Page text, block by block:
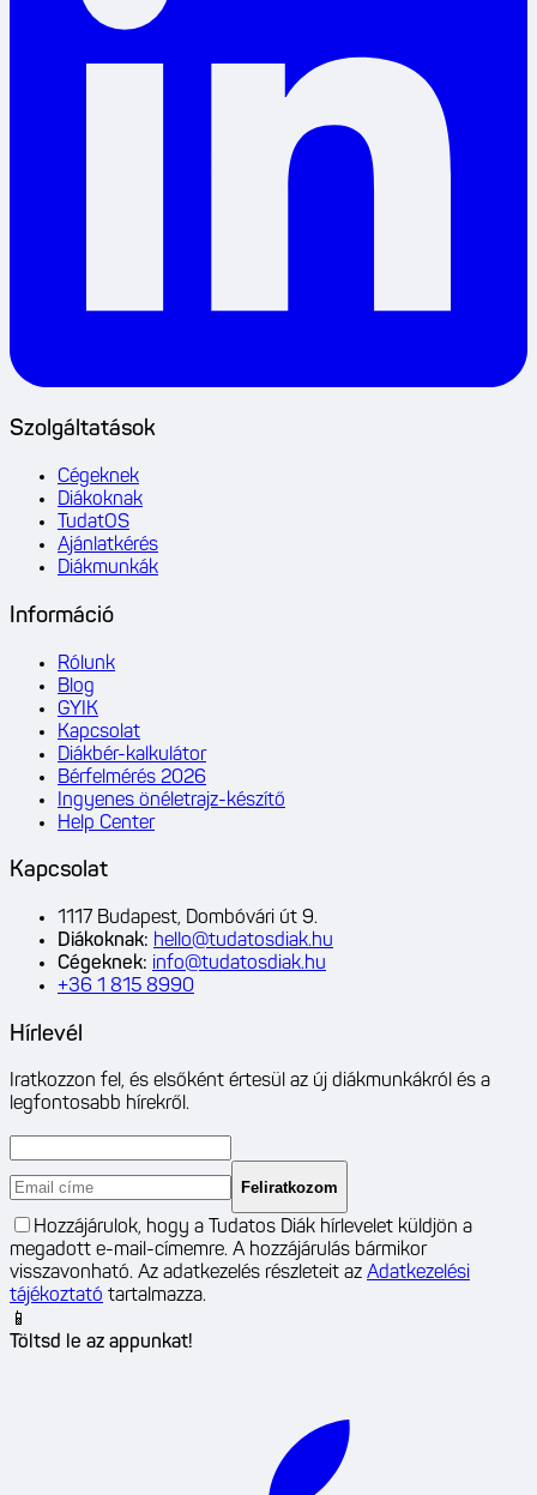
Szolgáltatások
Cégeknek
Diákoknak
TudatOS
Ajánlatkérés
Diákmunkák
Információ
Rólunk
Blog
GYIK
Kapcsolat
Diákbér-kalkulátor
Bérfelmérés 2026
Ingyenes önéletrajz-készítő
Help Center
Kapcsolat
1117 Budapest, Dombóvári út 9.
Diákoknak: hello@tudatosdiak.hu
Cégeknek: info@tudatosdiak.hu
+36 1 815 8990
Hírlevél
Iratkozzon fel, és elsőként értesül az új diákmunkákról és a
legfontosabb hírekről.
Feliratkozom
Hozzájárulok, hogy a Tudatos Diák hírlevelet küldjön a
megadott e-mail-címemre. A hozzájárulás bármikor
visszavonható. Az adatkezelés részleteit az Adatkezelési
tájékoztató tartalmazza.
📱
Töltsd le az appunkat!